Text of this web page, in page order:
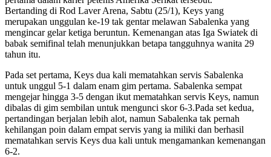
Bertanding di Rod Laver Arena, Sabtu (25/1), Keys yang
merupakan unggulan ke-19 tak gentar melawan Sabalenka yang
mengincar gelar ketiga beruntun. Kemenangan atas Iga Swiatek di
babak semifinal telah menunjukkan betapa tangguhnya wanita 29
tahun itu.
Pada set pertama, Keys dua kali mematahkan servis Sabalenka
untuk unggul 5-1 dalam enam gim pertama. Sabalenka sempat
mengejar hingga 3-5 dengan ikut mematahkan servis Keys, namun
dibalas di gim sembilan untuk mengunci skor 6-3.Pada set kedua,
pertandingan berjalan lebih alot, namun Sabalenka tak pernah
kehilangan poin dalam empat servis yang ia miliki dan berhasil
mematahkan servis Keys dua kali untuk mengamankan kemenangan
6-2.